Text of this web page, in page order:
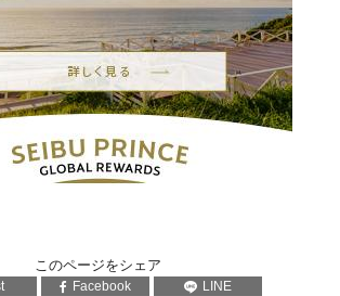
このページをシェア
Facebook LINE